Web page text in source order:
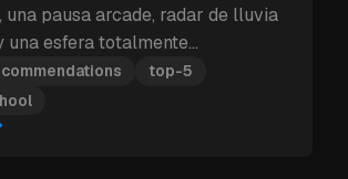
una pausa arcade, radar de lluvia
una esfera totalmente
estas son las cinco apps de
debes instalar primero.
top-5